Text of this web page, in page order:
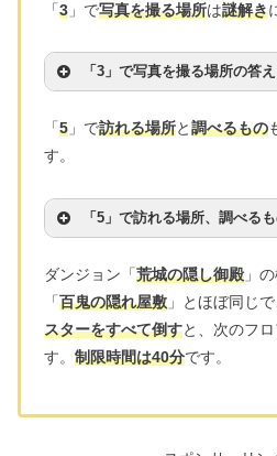
「3 」で写真を撮る場所は謎解き
「3」で写真を撮る場所の答
「5 」で訪れる場所と調べるもの
す。
「5」で訪れる場所、調べる
ダンジョン「荒城の隠し御殿 」
「百鬼の隠れ屋敷 」とほぼ同じで
スターをすべて倒すと、次のフ
す。 制限時間は40分です。